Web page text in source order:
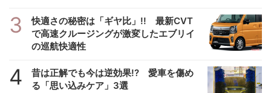
3
快適さの秘密は「ギヤ比」!! 最新CVT
で高速クルージングが激変したエブリイ
の巡航快適性
4
昔は正解でも今は逆効果!? 愛車を傷め
る「思い込みケア」3選